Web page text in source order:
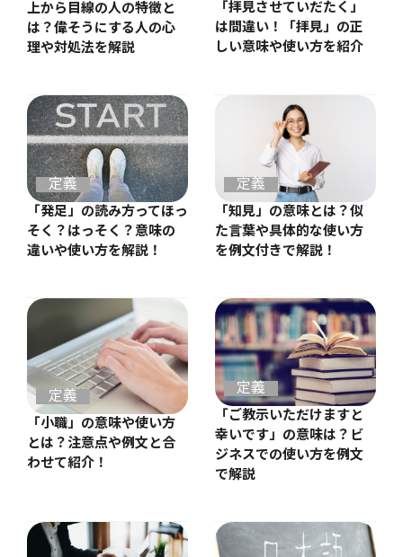
上から目線の人の特徴と
は？偉そうにする人の心
理や対処法を解説
「拝見させていだたく」
は間違い！「拝見」の正
しい意味や使い方を紹介
定義
「発足」の読み方ってほっ
そく？はっそく？意味の
違いや使い方を解説！
定義
「知見」の意味とは？似
た言葉や具体的な使い方
を例文付きで解説！
定義
「小職」の意味や使い方
とは？注意点や例文と合
わせて紹介！
定義
「ご教示いただけますと
幸いです」の意味は？ビ
ジネスでの使い方を例文
で解説